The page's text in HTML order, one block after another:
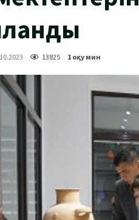
13825 1 оқу мин